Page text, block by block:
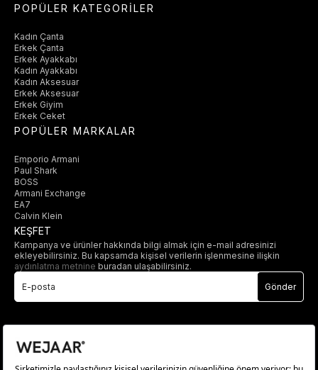
POPÜLER KATEGORİLER
Kadın Çanta
Erkek Çanta
Erkek Ayakkabı
Kadın Ayakkabı
Kadın Aksesuar
Erkek Aksesuar
Erkek Giyim
Erkek Ceket
POPÜLER MARKALAR
Emporio Armani
Paul Shark
BOSS
Armani Exchange
EA7
Calvin Klein
KEŞFET
Kampanya ve ürünler hakkında bilgi almak için e-mail adresinizi
ekleyebilirsiniz. Bu kapsamda kişisel verilerin işlenmesine ilişkin
aydınlatma metnine buradan ulaşabilirsiniz.
Gönder
© 2025 wejaar.com.tr. tüm hakları saklıdır.